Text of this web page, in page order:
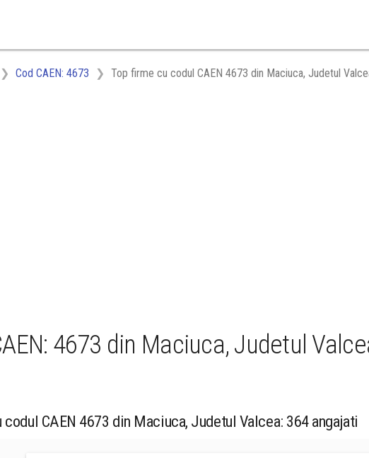
Cod CAEN: 4673 Top firme cu codul CAEN 4673 din Maciuca, Judetul
4673 din Maciuca, Judetul
CAEN 4673 din Maciuca, Judetul Valcea: 364 angajati